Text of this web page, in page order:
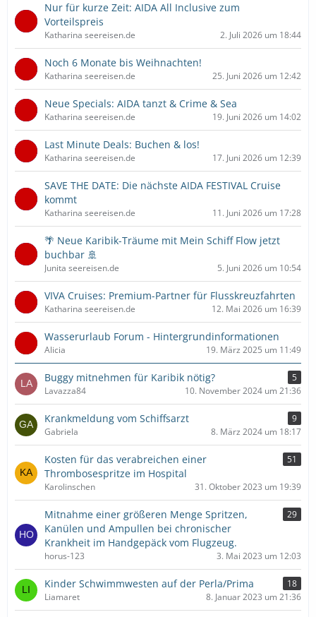
Nur für kurze Zeit: AIDA All Inclusive zum
Vorteilspreis
Katharina seereisen.de 2. Juli 2026 um 18:44
Noch 6 Monate bis Weihnachten!
Katharina seereisen.de 25. Juni 2026 um 12:42
Neue Specials: AIDA tanzt & Crime & Sea
Katharina seereisen.de 19. Juni 2026 um 14:02
Last Minute Deals: Buchen & los!
Katharina seereisen.de 17. Juni 2026 um 12:39
SAVE THE DATE: Die nächste AIDA FESTIVAL Cruise
kommt
Katharina seereisen.de 11. Juni 2026 um 17:28
🌴 Neue Karibik-Träume mit Mein Schiff Flow jetzt
buchbar 🚢
Junita seereisen.de 5. Juni 2026 um 10:54
VIVA Cruises: Premium-Partner für Flusskreuzfahrten
Katharina seereisen.de 12. Mai 2026 um 16:39
Wasserurlaub Forum - Hintergrundinformationen
Alicia 19. März 2025 um 11:49
Buggy mitnehmen für Karibik nötig?
5
Lavazza84
10. November 2024 um 21:36
Krankmeldung vom Schiffsarzt
9
Gabriela
8. März 2024 um 18:17
Kosten für das verabreichen einer
Thrombosespritze im Hospital
51
Karolinschen 31. Oktober 2023 um 19:39
Mitnahme einer größeren Menge Spritzen,
Kanülen und Ampullen bei chronischer
Krankheit im Handgepäck vom Flugzeug.
29
horus-123 3. Mai 2023 um 12:03
Kinder Schwimmwesten auf der Perla/Prima
18
Liamaret
8. Januar 2023 um 21:36